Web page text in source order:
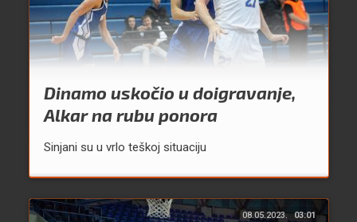
Dinamo uskočio u doigravanje,
Alkar na rubu ponora
Sinjani su u vrlo teškoj situaciju
08.05.2023. 03:01